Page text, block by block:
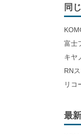
同
富士
キヤ
RN
リコ
最